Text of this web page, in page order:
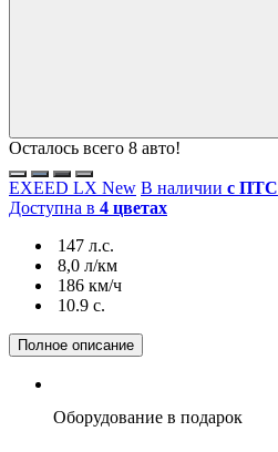
Осталось всего 8 авто!
EXEED LX New В наличии с ПТС
Доступна в 4 цветах
147 л.с.
8,0 л/км
186 км/ч
10.9 c.
Полное описание
Оборудование в подарок